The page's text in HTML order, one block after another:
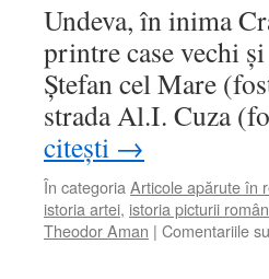
Undeva, în inima
printre case vechi
Ştefan cel Mare
strada Al.I. Cuza
citești →
În categoria Articole apărute în
istoria artei, istoria picturii
Theodor Aman | Comentariile